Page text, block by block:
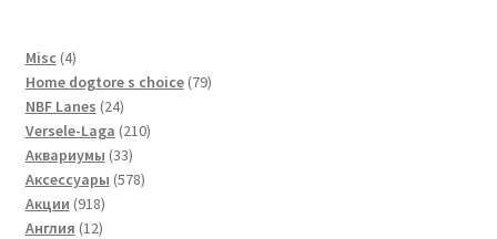
Misc 44
товара
Home dogtore s choice 7979
NBF Lanes 2424
товара
Versele-Laga 210210
Аквариумы 3333
товара
Аксессуары 578578
Акции 918918
товаров
Англия 1212